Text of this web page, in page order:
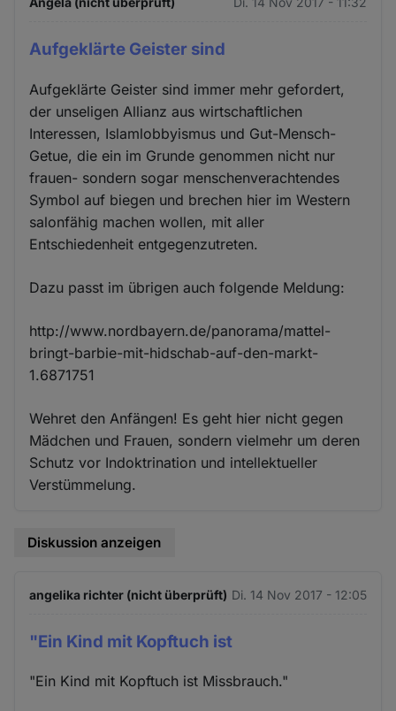
Aufgeklärte Geister sind
Aufgeklärte Geister sind immer mehr gefordert,
der unseligen Allianz aus wirtschaftlichen
Interessen, Islamlobbyismus und Gut-Mensch-
Getue, die ein im Grunde genommen nicht nur
frauen- sondern sogar menschenverachtendes
Symbol auf biegen und brechen hier im Western
salonfähig machen wollen, mit aller
Entschiedenheit entgegenzutreten.
Dazu passt im übrigen auch folgende Meldung:
http://www.nordbayern.de/panorama/mattel-
bringt-barbie-mit-hidschab-auf-den-markt-
1.6871751
Wehret den Anfängen! Es geht hier nicht gegen
Mädchen und Frauen, sondern vielmehr um deren
Schutz vor Indoktrination und intellektueller
Verstümmelung.
Diskussion anzeigen
angelika richter (nicht überprüft) Di. 14 Nov 2017 - 12:05
"Ein Kind mit Kopftuch ist
"Ein Kind mit Kopftuch ist Missbrauch."